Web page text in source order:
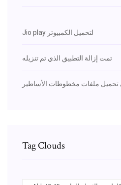
Jio play لتحميل الكمبيوتر
تمت إزالة التطبيق الذي تم تنزيله
ملفات مخطوطات الأساطير
Tag Clouds